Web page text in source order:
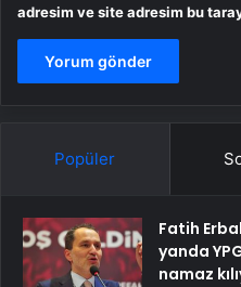
adresim ve site adresim bu
Popüler
Fatih
yanda
namaz